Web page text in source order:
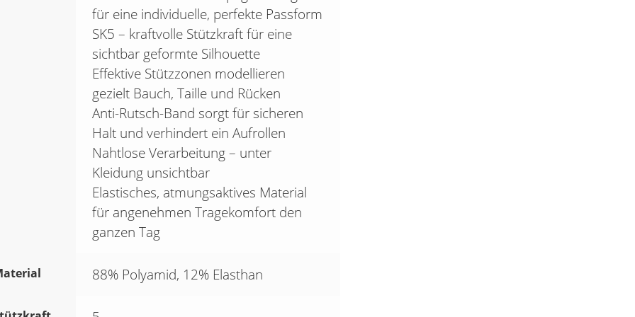
für eine individuelle, perfekte Passform
SK5 – kraftvolle Stützkraft für eine
sichtbar geformte Silhouette
Effektive Stützzonen modellieren
gezielt Bauch, Taille und Rücken
Anti-Rutsch-Band sorgt für sicheren
Halt und verhindert ein Aufrollen
Nahtlose Verarbeitung – unter
Kleidung unsichtbar
Elastisches, atmungsaktives Material
für angenehmen Tragekomfort den
ganzen Tag
88% Polyamid, 12% Elasthan